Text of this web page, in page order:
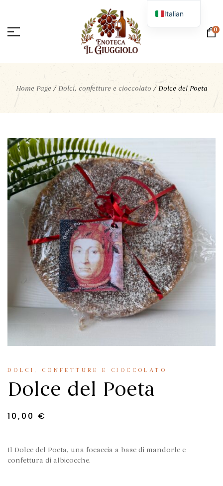
0
Home Page / Dolci, confetture e cioccolato /Dolce del Poeta
DOLCI, CONFETTURE E CIOCCOLATO
Dolce del Poeta
10,00 €
Il Dolce del Poeta, una focaccia a base di mandorle e
confettura di albicocche.
Italian